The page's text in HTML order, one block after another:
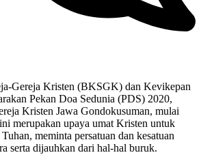
Gereja Kristen (BKSGK) dan Kevikepan
Pekan Doa Sedunia (PDS) 2020,
Kristen Jawa Gondokusuman, mulai
merupakan upaya umat Kristen untuk
meminta persatuan dan kesatuan
serta dijauhkan dari hal-hal buruk.